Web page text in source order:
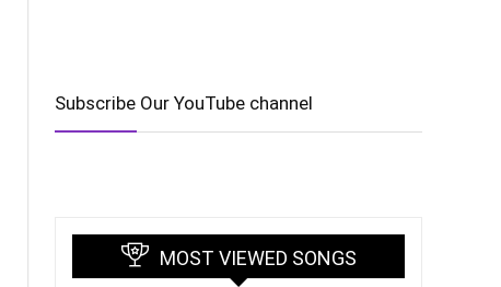
Subscribe Our YouTube channel
MOST VIEWED SONGS